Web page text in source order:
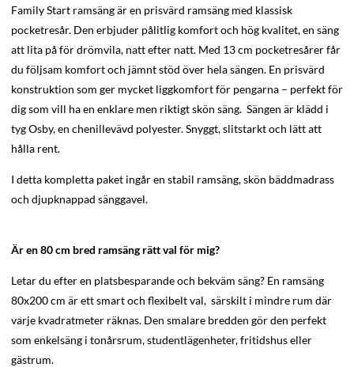
Family Start ramsäng är en prisvärd ramsäng med klassisk
pocketresår. Den erbjuder pålitlig komfort och hög kvalitet, en säng
att lita på för drömvila, natt efter natt. Med 13 cm pocketresårer får
du följsam komfort och jämnt stöd över hela sängen. En prisvärd
konstruktion som ger mycket liggkomfort för pengarna – perfekt för
dig som vill ha en enklare men riktigt skön säng. Sängen är klädd i
tyg Osby, en chenillevävd polyester. Snyggt, slitstarkt och lätt att
hålla rent.
I detta kompletta paket ingår en stabil ramsäng, skön bäddmadrass
och djupknappad sänggavel.
Är en 80 cm bred ramsäng rätt val för mig?
Letar du efter en platsbesparande och bekväm säng? En ramsäng
80x200 cm är ett smart och flexibelt val, särskilt i mindre rum där
varje kvadratmeter räknas. Den smalare bredden gör den perfekt
som enkelsäng i tonårsrum, studentlägenheter, fritidshus eller
gästrum.